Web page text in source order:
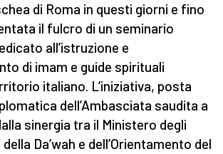
di Roma in questi giorni e fino
il fulcro di un seminario
all’istruzione e
di imam e guide spirituali
italiano. L’iniziativa, posta
dell’Ambasciata saudita a
sinergia tra il Ministero degli
Da’wah e dell’Orientamento del